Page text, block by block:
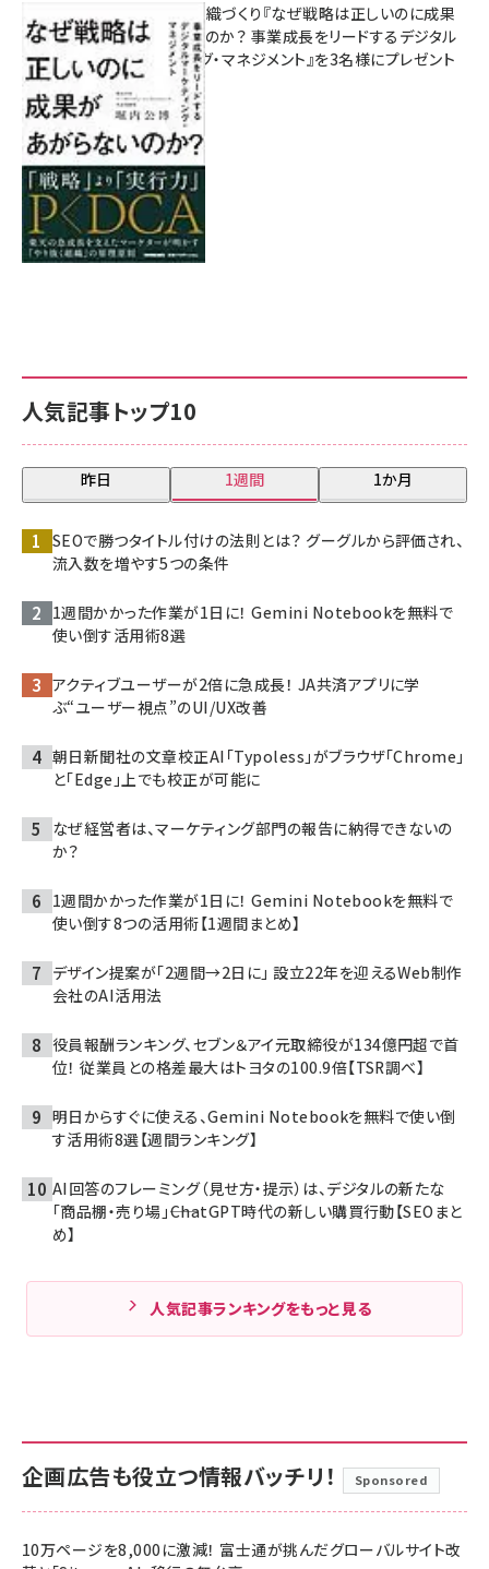
人気記事トップ10
昨日 1週間 1か月
SEOで勝つタイトル付けの法則とは？ グーグルから評価され、
流入数を増やす5つの条件
1週間かかった作業が1日に！ Gemini Notebookを無料で
使い倒す活用術8選
アクティブユーザーが2倍に急成長！ JA共済アプリに学
ぶ“ユーザー視点”のUI/UX改善
朝日新聞社の文章校正AI「Typoless」がブラウザ「Chrome」
と「Edge」上でも校正が可能に
なぜ経営者は、マーケティング部門の報告に納得できないの
か？
1週間かかった作業が1日に！ Gemini Notebookを無料で
使い倒す8つの活用術【1週間まとめ】
デザイン提案が「2週間→2日に」 設立22年を迎えるWeb制作
会社のAI活用法
役員報酬ランキング、セブン＆アイ元取締役が134億円超で首
位！ 従業員との格差最大はトヨタの100.9倍【TSR調べ】
明日からすぐに使える、Gemini Notebookを無料で使い倒
す活用術8選【週間ランキング】
AI回答のフレーミング（見せ方・提示）は、デジタルの新たな
「商品棚・売り場」――ChatGPT時代の新しい購買行動【SEOまと
め】
人気記事ランキングをもっと見る
成果を生む組織づくり『なぜ戦略は正しいのに成果
があがらないのか？ 事業成長をリードするデジタル
マーケティング・マネジメント』を3名様にプレゼント
8月7日 10:00
企画広告も役立つ情報バッチリ！ Sponsored
10万ページを8,000に激減！ 富士通が挑んだグローバルサイト改